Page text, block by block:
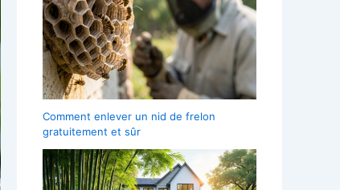
Comment enlever un nid de frelon
gratuitement et sûr